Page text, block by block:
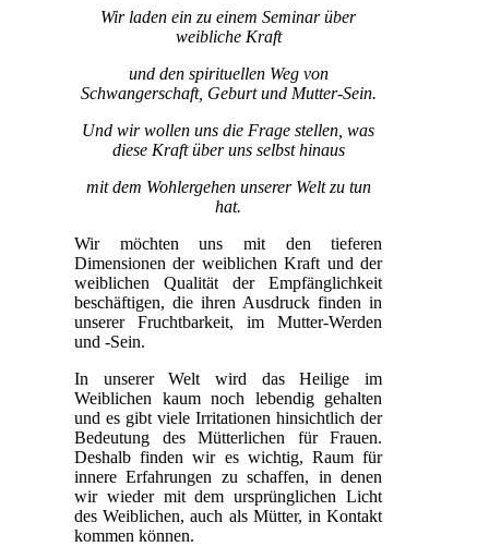
Wir laden ein zu einem Seminar über
weibliche Kraft
und den spirituellen Weg von
Schwangerschaft, Geburt und Mutter-Sein.
Und wir wollen uns die Frage stellen, was
diese Kraft über uns selbst hinaus
mit dem Wohlergehen unserer Welt zu tun
hat.
Wir möchten uns mit den tieferen
Dimensionen der weiblichen Kraft und der
weiblichen Qualität der Empfänglichkeit
beschäftigen, die ihren Ausdruck finden in
unserer Fruchtbarkeit, im Mutter-Werden
und -Sein.
In unserer Welt wird das Heilige im
Weiblichen kaum noch lebendig gehalten
und es gibt viele Irritationen hinsichtlich der
Bedeutung des Mütterlichen für Frauen.
Deshalb finden wir es wichtig, Raum für
innere Erfahrungen zu schaffen, in denen
wir wieder mit dem ursprünglichen Licht
des Weiblichen, auch als Mütter, in Kontakt
kommen können.